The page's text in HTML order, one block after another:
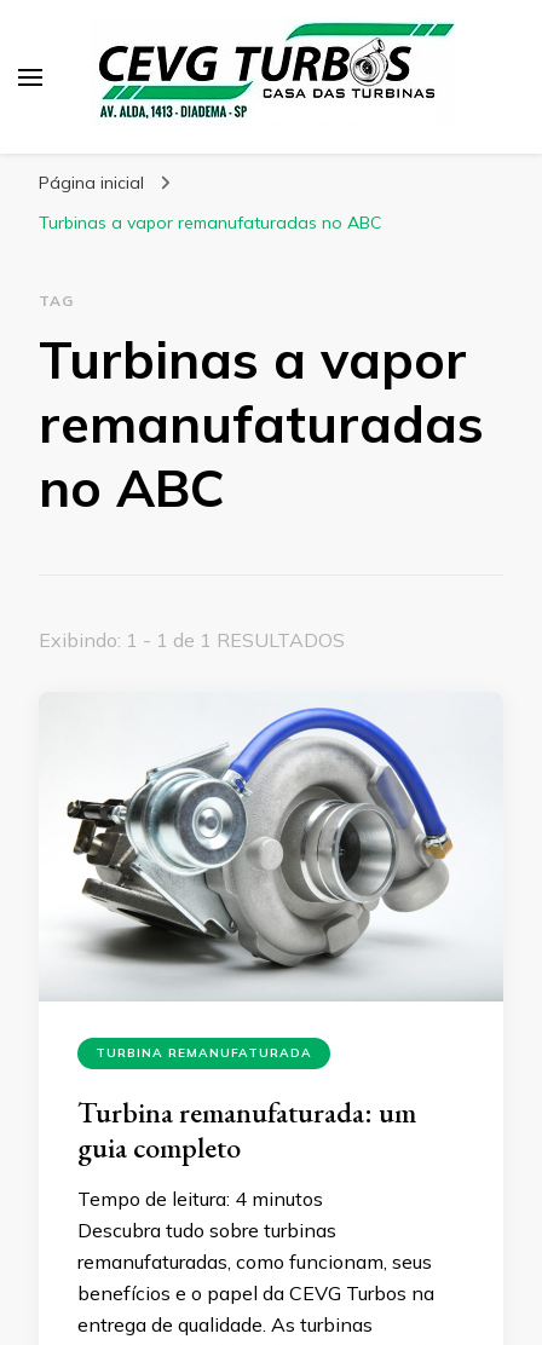
Página inicial
Turbinas a vapor remanufaturadas no ABC
TAG
Turbinas a vapor
remanufaturadas
no ABC
Exibindo: 1 - 1 de 1 RESULTADOS
TURBINA REMANUFATURADA
Turbina remanufaturada: um
guia completo
Tempo de leitura: 4 minutos
Descubra tudo sobre turbinas
remanufaturadas, como funcionam, seus
benefícios e o papel da CEVG Turbos na
entrega de qualidade. As turbinas